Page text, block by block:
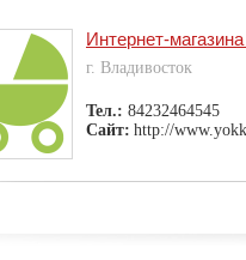
Интернет-
г. Владивосток
Тел.: 84232464545
Сайт: http://